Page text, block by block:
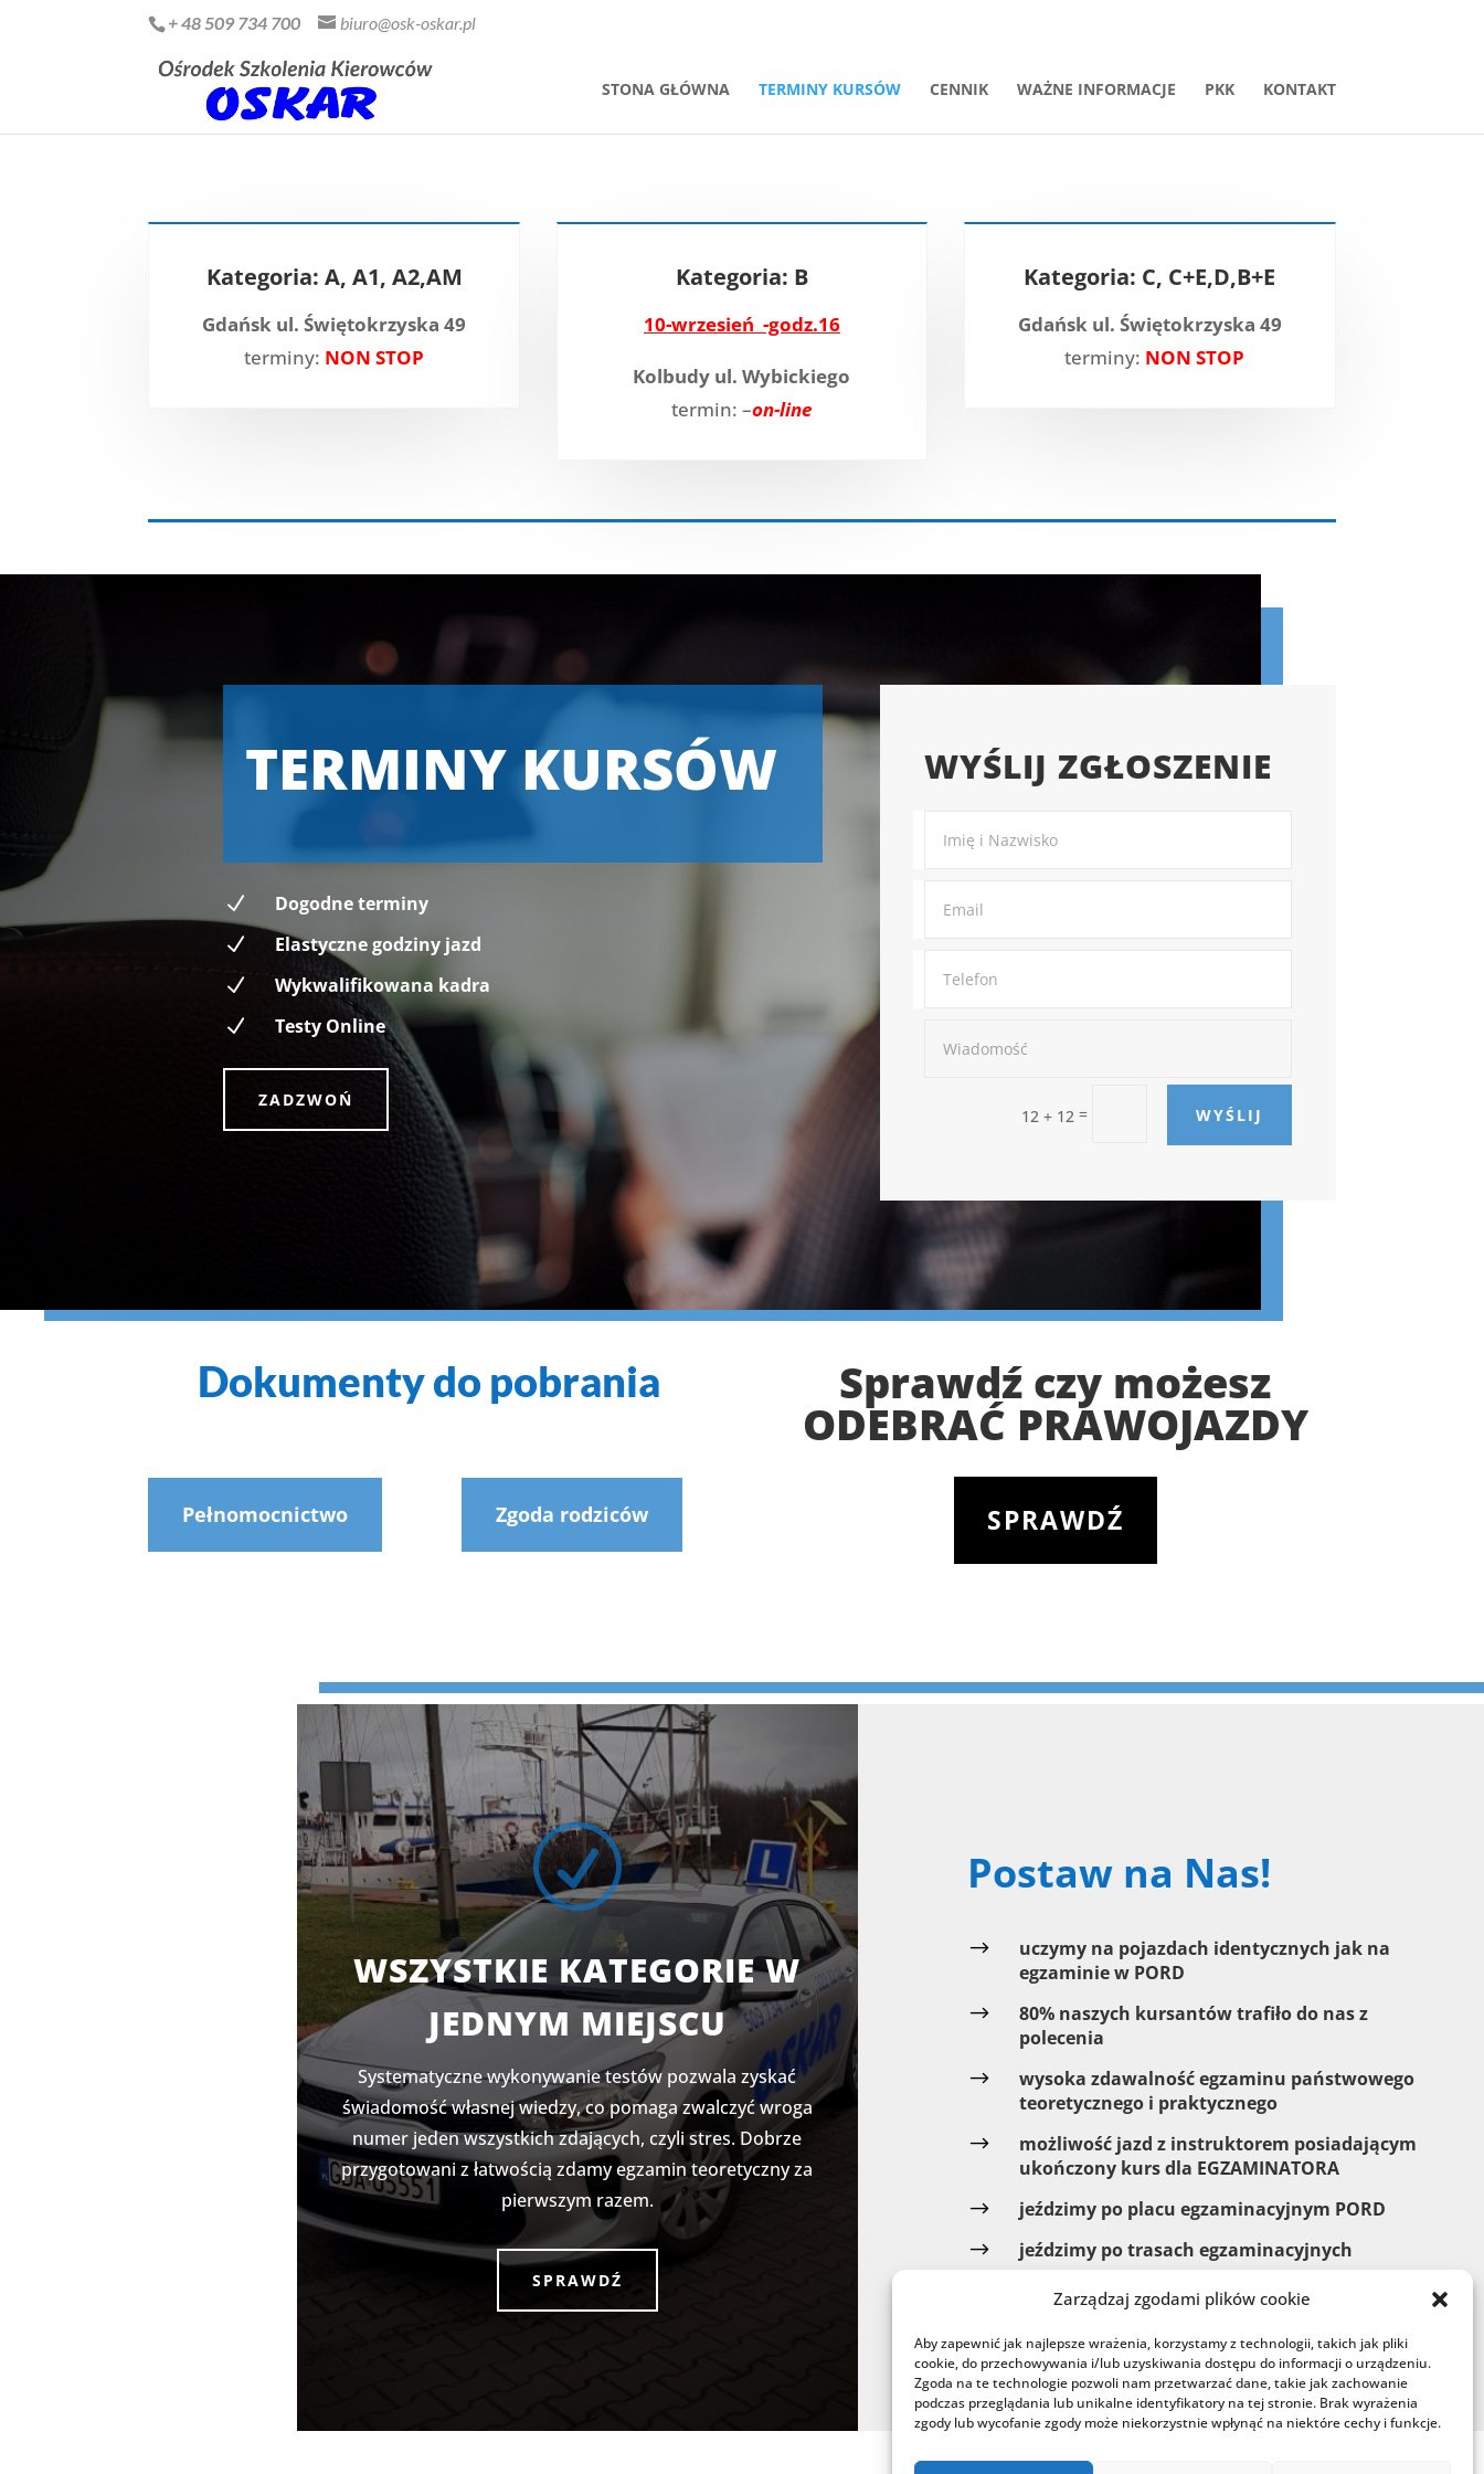
Zarządzaj zgodami plików cookie
Aby zapewnić jak najlepsze wrażenia, korzystamy z technologii, takich jak pliki
cookie, do przechowywania i/lub uzyskiwania dostępu do informacji o urządzeniu.
Zgoda na te technologie pozwoli nam przetwarzać dane, takie jak zachowanie
podczas przeglądania lub unikalne identyfikatory na tej stronie. Brak wyrażenia
zgody lub wycofanie zgody może niekorzystnie wpłynąć na niektóre cechy i funkcje.
+ 48 509 734 700 biuro@osk-oskar.pl
STONA GŁÓWNA TERMINY KURSÓW CENNIK WAŻNE INFORMACJE PKK KONTAKT
Kategoria: A, A1, A2,AM
Gdańsk ul. Świętokrzyska 49
terminy: NON STOP
Kategoria: B
10-wrzesień -godz.16
Kolbudy ul. Wybickiego
termin: –on-line
Kategoria: C, C+E,D,B+E
Gdańsk ul. Świętokrzyska 49
terminy: NON STOP
TERMINY KURSÓW
N
Dogodne terminy
N
Elastyczne godziny jazd
N
Wykwalifikowana kadra
N
Testy Online
ZADZWOŃ
WYŚLIJ ZGŁOSZENIE
12 + 12 = WYŚLIJ
Dokumenty do pobrania
Pełnomocnictwo Zgoda rodziców
Sprawdź czy możesz
ODEBRAĆ PRAWOJAZDY
SPRAWDŹ
R
WSZYSTKIE KATEGORIE W
JEDNYM MIEJSCU
Systematyczne wykonywanie testów pozwala zyskać
świadomość własnej wiedzy, co pomaga zwalczyć wroga
numer jeden wszystkich zdających, czyli stres. Dobrze
przygotowani z łatwością zdamy egzamin teoretyczny za
pierwszym razem.
SPRAWDŹ
Postaw na Nas!
$
uczymy na pojazdach identycznych jak na
egzaminie w PORD
$
80% naszych kursantów trafiło do nas z
polecenia
$
wysoka zdawalność egzaminu państwowego
teoretycznego i praktycznego
$
możliwość jazd z instruktorem posiadającym
ukończony kurs dla EGZAMINATORA
$
jeździmy po placu egzaminacyjnym PORD
$
jeździmy po trasach egzaminacyjnych